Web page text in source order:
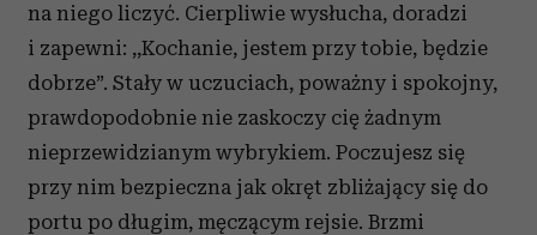
na niego liczyć. Cierpliwie wysłucha, doradzi
i zapewni: ,,Kochanie, jestem przy tobie, będzie
dobrze”. Stały w uczuciach, poważny i spokojny,
prawdopodobnie nie zaskoczy cię żadnym
nieprzewidzianym wybrykiem. Poczujesz się
przy nim bezpieczna jak okręt zbliżający się do
portu po długim, męczącym rejsie. Brzmi